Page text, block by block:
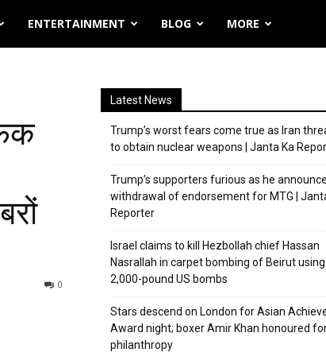
ENTERTAINMENT BLOG MORE
0
Latest News
Trump’s worst fears come true as Iran
to obtain nuclear weapons | Janta Ka
Trump’s supporters furious as he
withdrawal of endorsement for MTG |
Reporter
Israel claims to kill Hezbollah chief Hassan
Nasrallah in carpet bombing of Beirut using
2,000-pound US bombs
Stars descend on London for Asian
Award night; boxer Amir Khan honoured
philanthropy